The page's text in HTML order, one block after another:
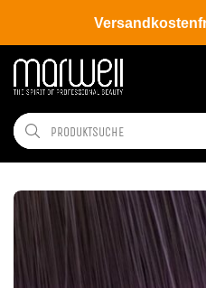
Shop Brands Wella